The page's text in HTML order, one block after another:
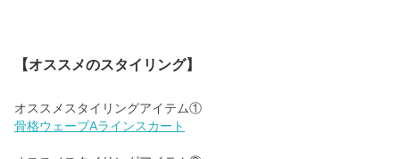
【オススメのスタイリング】
骨格ウェーブAラインスカート